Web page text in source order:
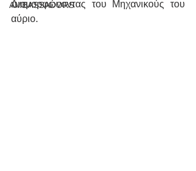
AMBASSADORS
Διαμορφώνοντας του Μηχανικούς του
αύριο.